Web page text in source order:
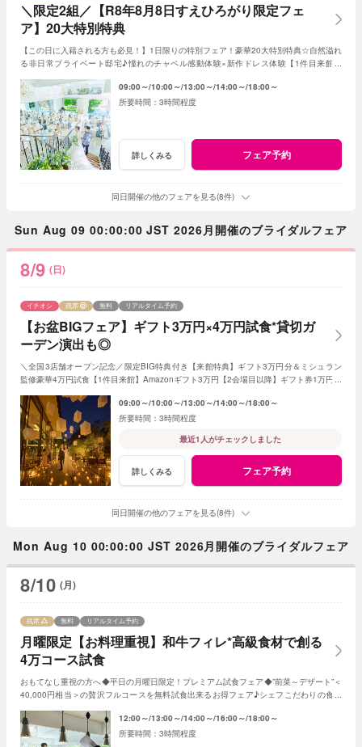
＼限定2組／【R8年8月8日すえひろがり限定フェ
ア】20大特別特典
【この日に入籍される方も必見！】1日限りの特別フェア！豪華20大特別特典☆自然溢れ
る非日常プライベート邸宅♪憧れのチャペル感動体験×新作ドレス体験【1件目来館】
09:00～ 10:00～ 13:00～ 14:00～ 18:00～
3時間程度
詳しくみる フェア予約
同日開催の他のフェアを見る(8件)
Sun Aug 09 00:00:00 JST 2026月開催のブライダルフェア
8/9 (日)
【お盆BIGフェア】ギフト3万円×4万円試食*貸切ガ
ーデン演出も◎
イチオシ 残席 無料 リアルタイム予約
＼全国3店舗オープン記念／限定BIG特典付き【来館特典】ギフト3万円分＆ミシュラン
監修豪華4万円試食【1件目来館】Amazonギフト3万円【2会場目以降】ギフト券1万円プ
09:00～ 10:00～ 13:00～ 14:00～ 18:00～
3時間程度
最近1人がチェックしました
詳しくみる フェア予約
同日開催の他のフェアを見る(8件)
Mon Aug 10 00:00:00 JST 2026月開催のブライダルフェア
8/10 (月)
月曜限定【お料理重視】和牛フィレ*高級食材で創る
4万コース試食
残席 無料 リアルタイム予約
おもてなし重視の方へ◆平日の月曜日限定！プレミアム試食フェア◆”前菜～デザート”＜
40,000円相当＞の贅沢フルコースを無料試食出来るお得フェア♪シェフこだわりの食材
12:00～ 13:00～ 14:00～ 16:00～ 18:00～
3時間程度